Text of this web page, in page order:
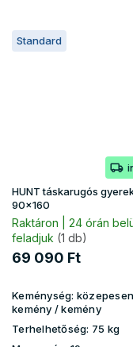
Standard
HUNT táskarugós
90x160
Raktáron | 24 órán
feladjuk (1 db)
69 090 Ft
Keménység: közepesen
kemény / kemény
Terhelhetőség: 75 kg